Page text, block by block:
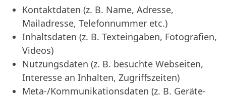
Kontaktdaten (z. B. Name, Adresse,
Mailadresse, Telefonnummer etc.)
Inhaltsdaten (z. B. Texteingaben, Fotografien,
Videos)
Nutzungsdaten (z. B. besuchte Webseiten,
Interesse an Inhalten, Zugriffszeiten)
Meta-/Kommunikationsdaten (z. B. Geräte-